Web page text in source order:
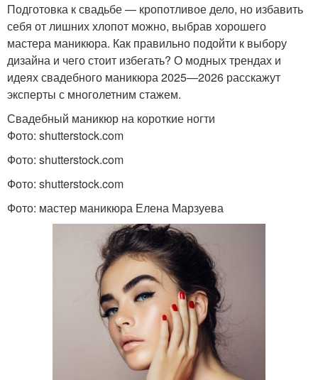
Подготовка к свадьбе — кропотливое дело, но избавить
себя от лишних хлопот можно, выбрав хорошего
мастера маникюра. Как правильно подойти к выбору
дизайна и чего стоит избегать? О модных трендах и
идеях свадебного маникюра 2025—2026 расскажут
эксперты с многолетним стажем.
Свадебный маникюр на короткие ногти
Фото: shutterstock.com
Фото: shutterstock.com
Фото: shutterstock.com
Фото: мастер маникюра Елена Марзуева